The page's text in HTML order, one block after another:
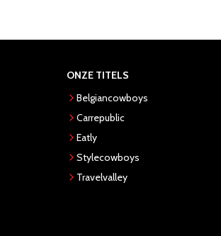
ONZE TITELS
Belgiancowboys
Carrepublic
Eatly
Stylecowboys
Travelvalley